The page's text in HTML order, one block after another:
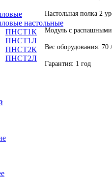
настольные
ПНСТ1К
ПНСТ1Л
ПНСТ2К
ПНСТ2Л
Настольная полка 2
Модуль с
Вес оборудования: 70
Гарантия: 1 год